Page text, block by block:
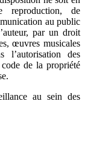
reproduction, de
au public
par un droit
œuvres musicales
l’autorisation des
de la propriété
au sein des